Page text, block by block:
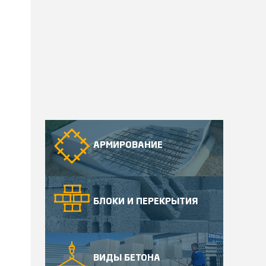
АРМИРОВАНИЕ
БЛОКИ И ПЕРЕКРЫТИЯ
ВИДЫ БЕТОНА